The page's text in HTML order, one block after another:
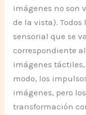
imágenes no son
de la vista).
sensorial que se
correspondiente
imágenes táctiles,
modo, los
imágenes, pero
transformación